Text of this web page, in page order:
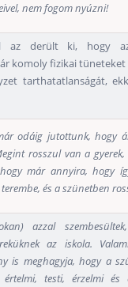
nem fogom nyúzni!
az derült ki, hogy
komoly fizikai tüneteket
tarthatatlanságát,
odáig jutottunk, hogy
rosszul van a gyerek,
hogy már annyira, hogy
és a szünetben
azzal
az iskola.
is meghagyja, hogy a
testi, érzelmi és